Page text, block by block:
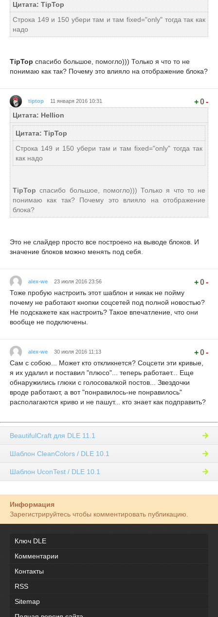
Цитата: TipTop
Строка 149 и 150 убери там и там fixed="only" тогда так как
надо
TipTop спасибо большое, помогло))) Только я что то не
понимаю как так? Почему это влияло на отображение блока?
tiptop 11 января 2016 10:31 +0-
Цитата: Hellion
Цитата: TipTop
Строка 149 и 150 убери там и там fixed="only" тогда так
как надо
TipTop спасибо большое, помогло))) Только я что то не
понимаю как так? Почему это влияло на отображение
блока?
Это не слайдер просто все построено на выводе блоков. И
значение блоков можно менять под себя.
alex-we 23 июля 2016 23:56 +0-
Тоже пробую настроить этот шаблон и никак не пойму
почему не работают кнопки соцсетей под полной новостью?
Не подскажете как настроить? Такое впечатление, что они
вообще не подключены.
alex-we 30 июля 2016 11:13 +0-
Сам с собою... Может кто откликнется? Соцсети эти кривые,
я их удалил и поставил "плюсо"... теперь работает... Еще
обнаружились глюки с голосовалкой постов... Звездочки
вроде работают, а вот "понравилось-не понравилось"
располагаются криво и не пашут... кто знает как подправить?
BeautifulCraft для DLE 11.1
Шаблон CleanColors / DLE 10.1
Шаблон UconTest / DLE 10.1
Информация
Зарегистрируйтесь чтобы комментировать публикацию.
Ключ DLE
Комментарии
Контакты
RSS
Sitemap